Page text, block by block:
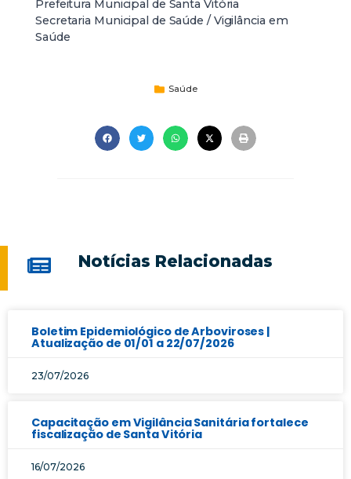
Prefeitura Municipal de Santa Vitória
Secretaria Municipal de Saúde / Vigilância em
Saúde
Saúde
Notícias Relacionadas
Boletim Epidemiológico de Arboviroses |
Atualização de 01/01 a 22/07/2026
23/07/2026
Capacitação em Vigilância Sanitária fortalece
fiscalização de Santa Vitória
16/07/2026